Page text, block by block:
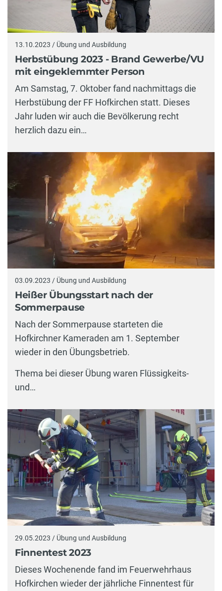
13.10.2023 / Übung und Ausbildung
Herbstübung 2023 - Brand Gewerbe/VU
mit eingeklemmter Person
Am Samstag, 7. Oktober fand nachmittags die
Herbstübung der FF Hofkirchen statt. Dieses
Jahr luden wir auch die Bevölkerung recht
herzlich dazu ein…
03.09.2023 / Übung und Ausbildung
Heißer Übungsstart nach der
Sommerpause
Nach der Sommerpause starteten die
Hofkirchner Kameraden am 1. September
wieder in den Übungsbetrieb.
Thema bei dieser Übung waren Flüssigkeits-
und…
29.05.2023 / Übung und Ausbildung
Finnentest 2023
Dieses Wochenende fand im Feuerwehrhaus
Hofkirchen wieder der jährliche Finnentest für